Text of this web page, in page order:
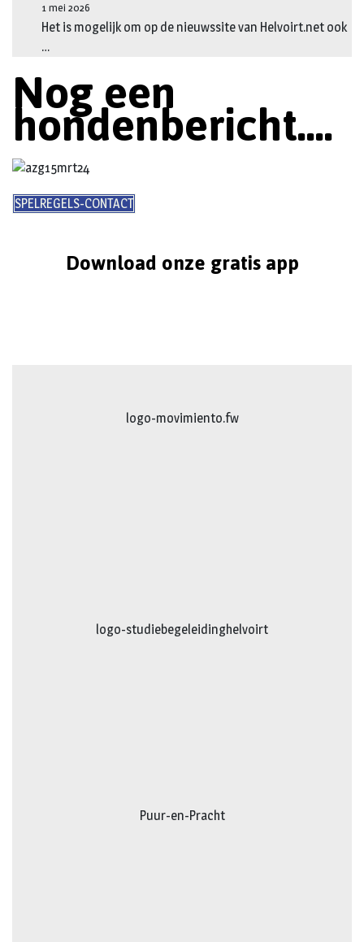
1 mei 2026
Het is mogelijk om op de nieuwssite van Helvoirt.net ook
…
Nog een
hondenbericht....
SPELREGELS-CONTACT
Download onze gratis app
logo-movimiento.fw
logo-studiebegeleidinghelvoirt
Puur-en-Pracht